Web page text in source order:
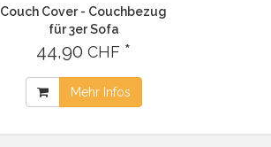
Couch Cover - Couchbezug
für 3er Sofa
44,90CHF *
Mehr Infos